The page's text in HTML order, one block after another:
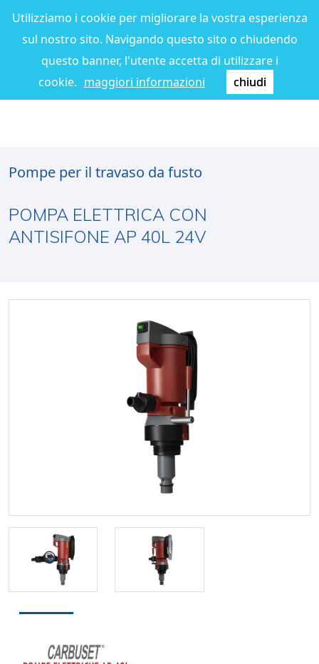
Utilizziamo i cookie per migliorare la vostra esperienza
sul nostro sito. Navigando questo sito o chiudendo
questo banner, l'utente accetta di utilizzare i
cookie. maggiori informazioni chiudi
Pompe per il travaso da fusto
POMPA ELETTRICA CON
ANTISIFONE AP 40L 24V